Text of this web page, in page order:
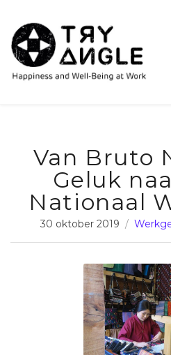
Van Bruto
Geluk
Nationaal
30 oktober 2019